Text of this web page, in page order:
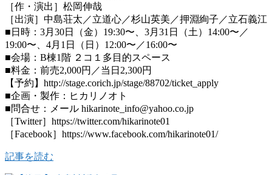
［作・演出］松岡伸哉
［出演］中島荘太／立道心／杉山英美／押淵絢子／立石義江
■日時：3月30日（金）19:30〜、3月31日（土）14:00〜／
19:00〜、4月1日（日）12:00〜／16:00〜
■会場：B棟1階 ２コ１多目的スペース
■料金：前売2,000円／当日2,300円
【予約】http://stage.corich.jp/stage/88702/ticket_apply
■企画・製作：ヒカリノオト
■問合せ：メール hikarinote_info@yahoo.co.jp
［Twitter］https://twitter.com/hikarinote01
［Facebook］https://www.facebook.com/hikarinote01/
記事を読む